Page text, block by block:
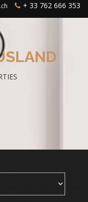
+ 33 762 666 353